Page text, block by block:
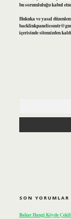
bu sorumluluğu kabul
Hukuka ve yasal
içerisinde sitemizden
SON YORUMLAR
Bahar Hangi Köyde